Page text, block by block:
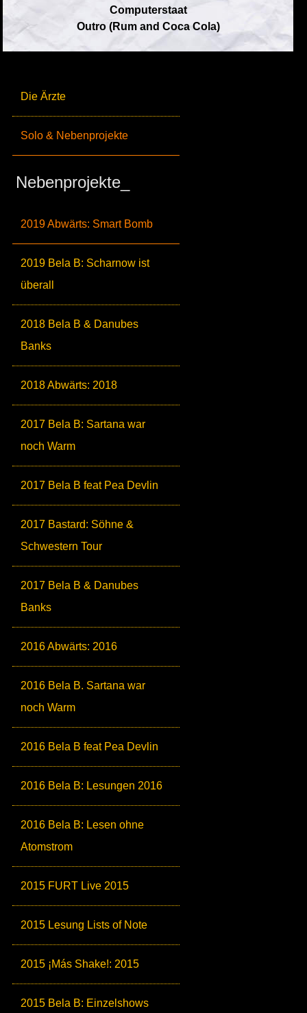
Die Ärzte
Solo & Nebenprojekte
Nebenprojekte_
2019 Abwärts: Smart Bomb
2019 Bela B: Scharnow ist
überall
2018 Bela B & Danubes
Banks
2018 Abwärts: 2018
2017 Bela B: Sartana war
noch Warm
2017 Bela B feat Pea Devlin
2017 Bastard: Söhne &
Schwestern Tour
2017 Bela B & Danubes
Banks
2016 Abwärts: 2016
2016 Bela B. Sartana war
noch Warm
2016 Bela B feat Pea Devlin
2016 Bela B: Lesungen 2016
2016 Bela B: Lesen ohne
Atomstrom
2015 FURT Live 2015
2015 Lesung Lists of Note
2015 ¡Más Shake!: 2015
2015 Bela B: Einzelshows
Computerstaat
Outro (Rum and Coca Cola)